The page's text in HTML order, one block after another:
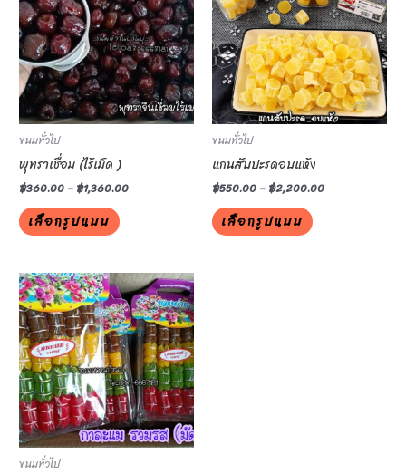
ขนมทั่วไป
พุทราเชื่อม (ไร้เม็ด )
฿360.00–฿1,360.00
เลือกรูปแบบ
has
multiple
variants.
The
options
may
chosen
on
product
ขนมทั่วไป
แกนสับปะรดอบแห้ง
฿550.00–฿2,200.00
เลือกรูปแบบ
has
multiple
variants.
The
options
may
chosen
on
product
ขนมทั่วไป
This
product
has
multiple
variants.
The
options
may